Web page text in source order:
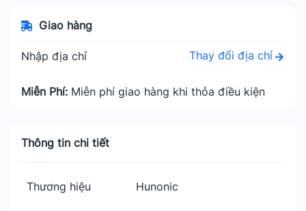
Giao hàng
Nhập địa chỉ Thay đổi địa chỉ
Miễn Phí: Miễn phí giao hàng khi thỏa điều kiện
Thông tin chi tiết
Thương hiệu Hunonic